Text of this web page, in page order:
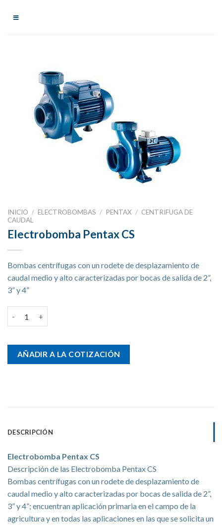
INICIO / ELECTROBOMBAS / PENTAX / CENTRIFUGA DE
CAUDAL
Electrobomba Pentax CS
Bombas centrífugas con un rodete de desplazamiento de
caudal medio y alto caracterizadas por bocas de salida de 2”,
3” y 4”
AÑADIR A LA COTIZACIÓN
DESCRIPCIÓN
Electrobomba Pentax CS
Descripción de las Electrobomba Pentax CS
Bombas centrífugas con un rodete de desplazamiento de
caudal medio y alto caracterizadas por bocas de salida de 2”,
3” y 4”; encuentran aplicación primaria en el campo de la
agricultura y en todas las aplicaciones en las que se solicita un